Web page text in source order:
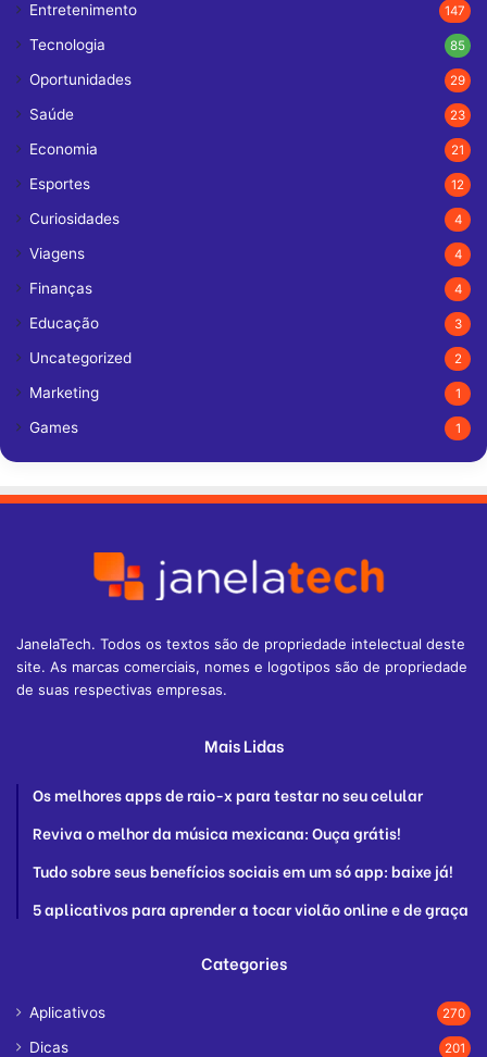
Entretenimento 147
Tecnologia 85
Oportunidades 29
Saúde 23
Economia 21
Esportes 12
Curiosidades 4
Viagens 4
Finanças 4
Educação 3
Uncategorized 2
Marketing 1
Games 1
JanelaTech. Todos os textos são de propriedade intelectual deste
site. As marcas comerciais, nomes e logotipos são de propriedade
de suas respectivas empresas.
Mais Lidas
Os melhores apps de raio-x para testar no seu celular
Reviva o melhor da música mexicana: Ouça grátis!
Tudo sobre seus benefícios sociais em um só app: baixe já!
5 aplicativos para aprender a tocar violão online e de graça
Categories
Aplicativos 270
Dicas 201